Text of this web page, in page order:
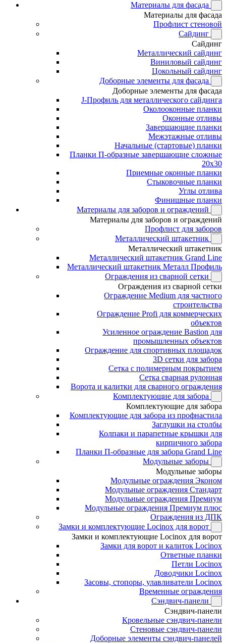
Материалы для фасада
Материалы для фасада
Профлист стеновой
Сайдинг
Сайдинг
Металлический сайдинг
Виниловый сайдинг
Цокольный сайдинг
Доборные элементы для фасада
Доборные элементы для фасада
J-Профиль для металлического сайдинга
Околооконные планки
Оконные отливы
Завершающие планки
Межэтажные отливы
Начальные (стартовые) планки
Планки П-образные завершающие сложные
20x30
Приемные оконные планки
Стыковочные планки
Углы отлива
Финишные планки
Материалы для заборов и ограждений
Материалы для заборов и ограждений
Профлист для заборов
Металлический штакетник
Металлический штакетник
Металлический штакетник Grand Line
Металлический штакетник Металл Профиль
Ограждения из сварной сетки
Ограждения из сварной сетки
Ограждение Medium для частного
строительства
Ограждение Profi для коммерческих
объектов
Усиленное ограждение Bastion для
промышленных объектов
Ограждение для спортивных площадок
3D сетки для забора
Сетка с полимерным покрытием
Сетка сварная рулонная
Ворота и калитки для сварного ограждения
Комплектующие для забора
Комплектующие для забора
Комплектующие для забора из профнастила
Заглушки на столбы
Колпаки и парапетные крышки для
кирпичного забора
Планки П-образные для забора Grand Line
Модульные заборы
Модульные заборы
Модульные ограждения Эконом
Модульные ограждения Стандарт
Модульные ограждения Премиум
Модульные ограждения Премиум плюс
Ограждения из ДПК
Замки и комплектующие Locinox для ворот
Замки и комплектующие Locinox для ворот
Замки для ворот и калиток Locinox
Ответные планки
Петли Locinox
Доводчики Locinox
Засовы, стопоры, улавливатели Locinox
Временные ограждения
Сэндвич-панели
Сэндвич-панели
Кровельные сэндвич-панели
Стеновые сэндвич-панели
Доборные элементы сэндвич-панелей